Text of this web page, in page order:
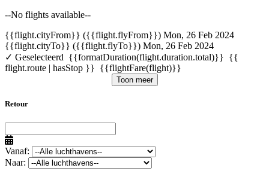
--No flights available--
{{flight.cityFrom}} ({{flight.flyFrom}}) Mon, 26 Feb 2024
{{flight.cityTo}} ({{flight.flyTo}}) Mon, 26 Feb 2024
✓ Geselecteerd {{formatDuration(flight.duration.total)}} {{
flight.route | hasStop }} {{flightFare(flight)}}
Toon meer
Retour
Vanaf:
Naar: